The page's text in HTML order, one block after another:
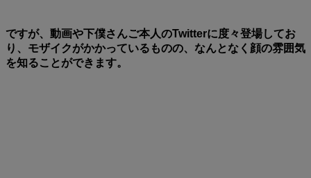
ですが、動画や下僕さんご本人のTwitterに度々登場してお
り、モザイクがかかっているものの、なんとなく顔の雰囲気
を知ることができます。